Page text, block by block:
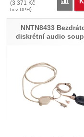
(3 371 Kč
bez DPH)
NNTN8433
diskrétní audio